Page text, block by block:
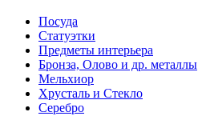
Посуда
Статуэтки
Предметы интерьера
Бронза, Олово и др. металлы
Мельхиор
Хрусталь и Стекло
Серебро